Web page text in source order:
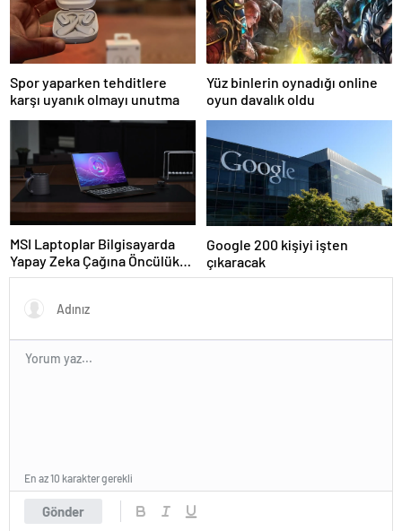
Spor yaparken tehditlere
karşı uyanık olmayı unutma
Yüz binlerin oynadığı online
oyun davalık oldu
MSI Laptoplar Bilgisayarda
Yapay Zeka Çağına Öncülük
Ediyor
Google 200 kişiyi işten
çıkaracak
Gönder
En az 10 karakter gerekli